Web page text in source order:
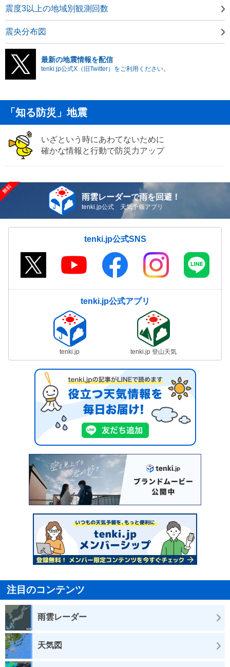
震度3以上の地域別観測回数
震央分布図
最新の地震情報を配信
tenki.jp公式X（旧Twitter）をご利用ください。
「知る防災」地震
いざという時にあわてないために
確かな情報と行動で防災力アップ
雨雲レーダーで雨を回避！
tenki.jp公式 天気予報アプリ
tenki.jp公式SNS
tenki.jp公式アプリ
tenki.jp tenki.jp 登山天気
注目のコンテンツ
雨雲レーダー
天気図